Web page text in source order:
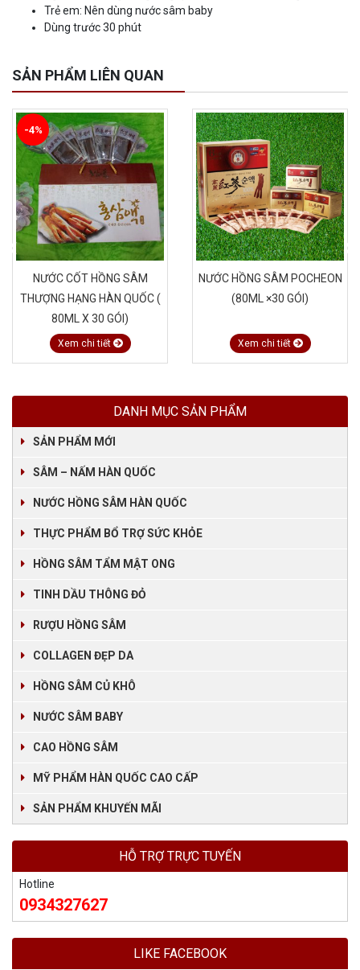
Trẻ em: Nên dùng nước sâm baby
Dùng trước 30 phút
SẢN PHẨM LIÊN QUAN
NƯỚC CỐT HỒNG SÂM
THƯỢNG HẠNG HÀN QUỐC (
80ML X 30 GÓI)
-4%
Xem chi tiết
NƯỚC HỒNG SÂM POCHEON
(80ML ×30 GÓI)
Xem chi tiết
DANH MỤC SẢN PHẨM
SẢN PHẨM MỚI
SÂM – NẤM HÀN QUỐC
NƯỚC HỒNG SÂM HÀN QUỐC
THỰC PHẨM BỔ TRỢ SỨC KHỎE
HỒNG SÂM TẨM MẬT ONG
TINH DẦU THÔNG ĐỎ
RƯỢU HỒNG SÂM
COLLAGEN ĐẸP DA
HỒNG SÂM CỦ KHÔ
NƯỚC SÂM BABY
CAO HỒNG SÂM
MỸ PHẨM HÀN QUỐC CAO CẤP
SẢN PHẨM KHUYẾN MÃI
HỖ TRỢ TRỰC TUYẾN
Hotline
0934327627
LIKE FACEBOOK